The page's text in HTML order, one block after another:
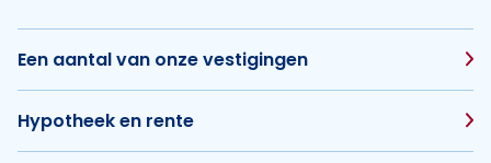
Een aantal van onze vestigingen
Hypotheek en rente